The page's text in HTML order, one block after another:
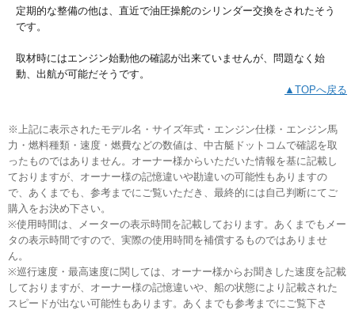
定期的な整備の他は、直近で油圧操舵のシリンダー交換をされたそう
です。
取材時にはエンジン始動他の確認が出来ていませんが、問題なく始
動、出航が可能だそうです。
▲TOPへ戻る
※上記に表示されたモデル名・サイズ年式・エンジン仕様・エンジン馬
力・燃料種類・速度・燃費などの数値は、中古艇ドットコムで確認を取
ったものではありません。オーナー様からいただいた情報を基に記載し
ておりますが、オーナー様の記憶違いや勘違いの可能性もありますの
で、あくまでも、参考までにご覧いただき、最終的には自己判断にてご
購入をお決め下さい。
※使用時間は、メーターの表示時間を記載しております。あくまでもメー
タの表示時間ですので、実際の使用時間を補償するものではありませ
ん。
※巡行速度・最高速度に関しては、オーナー様からお聞きした速度を記載
しておりますが、オーナー様の記憶違いや、船の状態により記載された
スピードが出ない可能性もあります。あくまでも参考までにご覧下さ